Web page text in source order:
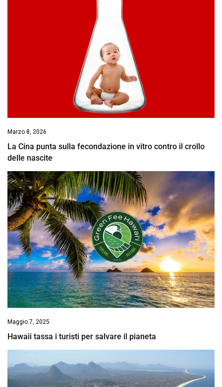
Marzo 8, 2026
La Cina punta sulla fecondazione in vitro contro il crollo
delle nascite
Maggio 7, 2025
Hawaii tassa i turisti per salvare il pianeta